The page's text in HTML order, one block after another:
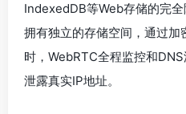
IndexedDB等Web存储的完
拥有独立的存储空间，通过加
时，WebRTC全程监控和
泄露真实IP地址。